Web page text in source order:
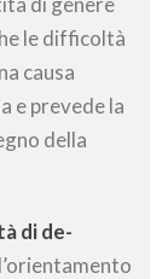
le difficoltà
causa
e prevede la
della
di de-